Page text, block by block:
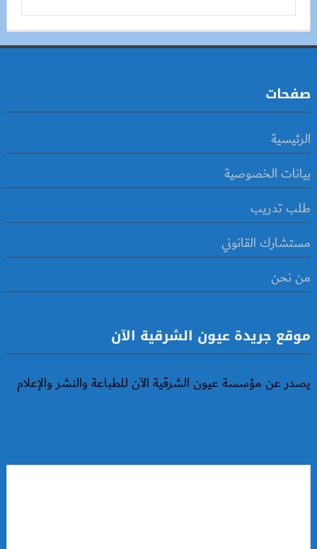
صفحات
الرئيسية
بيانات الخصوصية
طلب تدريب
مستشارك القانوني
من نحن
موقع جريدة عيون الشرقية الآن
يصدر عن مؤسسة عيون الشرقية الآن للطباعة والنشر والإعلام